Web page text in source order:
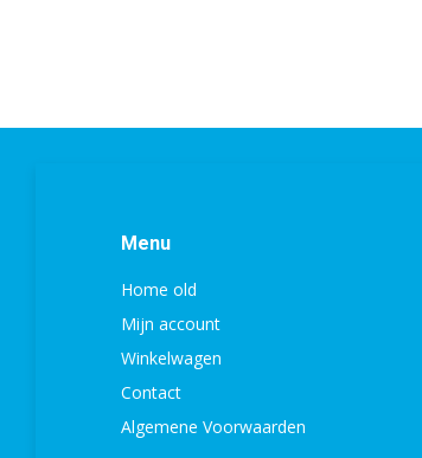
Menu
Home old
Mijn account
Winkelwagen
Contact
Algemene Voorwaarden